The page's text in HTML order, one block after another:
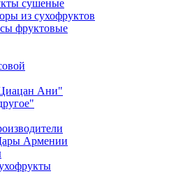
сушеные
из сухофруктов
фруктовые
Ани"
Армении